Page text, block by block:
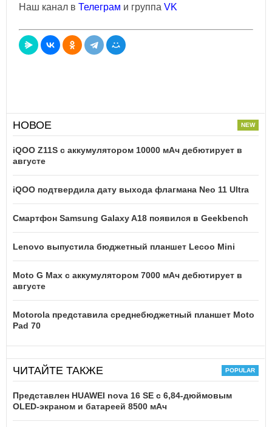
Наш канал в Телеграм и группа VK
НОВОЕ
iQOO Z11S с аккумулятором 10000 мАч дебютирует в
августе
iQOO подтвердила дату выхода флагмана Neo 11 Ultra
Смартфон Samsung Galaxy A18 появился в Geekbench
Lenovo выпустила бюджетный планшет Lecoo Mini
Moto G Max с аккумулятором 7000 мАч дебютирует в
августе
Motorola представила среднебюджетный планшет Moto
Pad 70
ЧИТАЙТЕ ТАКЖЕ
Представлен HUAWEI nova 16 SE с 6,84-дюймовым
OLED-экраном и батареей 8500 мАч